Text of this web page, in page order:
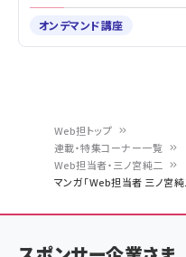
く
Web担トップ
連載・特集コーナー一覧
Web担当者・三ノ宮純二
マンガ「Web担当者 三ノ宮
オンデマンド講座